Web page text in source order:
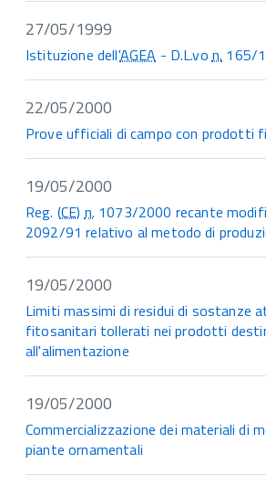
27/05/1999
Istituzione dell'AGEA - D.L.von. 165/
22/05/2000
Prove ufficiali di campo con prodotti
19/05/2000
Reg. (CE)n. 1073/2000 recante
2092/91 relativo al metodo di
19/05/2000
Limiti massimi di residui di sostanze
fitosanitari tollerati nei prodotti
all'alimentazione
19/05/2000
Commercializzazione dei materiali di
piante ornamentali